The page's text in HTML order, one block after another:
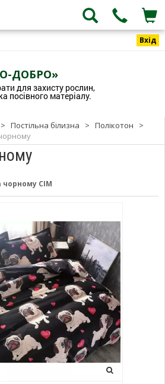
Вхід
ДОБРО»
для захисту рослин,
посівного матеріалу.
> Постільна білизна > Полікотон
>
СІМ